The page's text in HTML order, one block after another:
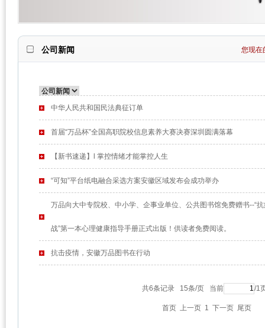
您现在
公司新闻
中华人民共和国民法典征订单
首届“万品杯”全国高职院校信息素养大赛决赛深圳圆满落幕
【新书速递】l 掌控情绪才能掌控人生
“可知”平台纸电融合采选方案安徽区域发布会成功举办
万品向大中专院校、中小学、企事业单位、公共图书馆免费赠书--“抗
战”第一本心理健康指导手册正式出版！供读者免费阅读。
抗击疫情，安徽万品图书在行动
共6条记录 15条/页 当前 /1
首页 上一页 1 下一页 尾页